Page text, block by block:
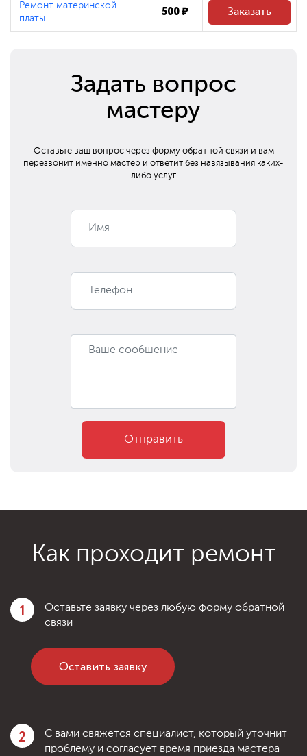
Ремонт материнской
платы
500 ₽ Заказать
Задать вопрос
мастеру
Оставьте ваш вопрос через форму обратной связи и вам
перезвонит именно мастер и ответит без навязывания каких-
либо услуг
Отправить
Как проходит ремонт
1
Оставьте заявку через любую форму обратной
связи
Оставить заявку
2
С вами свяжется специалист, который уточнит
проблему и согласует время приезда мастера